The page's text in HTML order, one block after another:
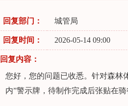
回复部门： 城管局
回复时间： 2026-05-14 09:00
回复内容：
您好，您的问题已收悉。针对森林
内”警示牌，待制作完成后张贴在